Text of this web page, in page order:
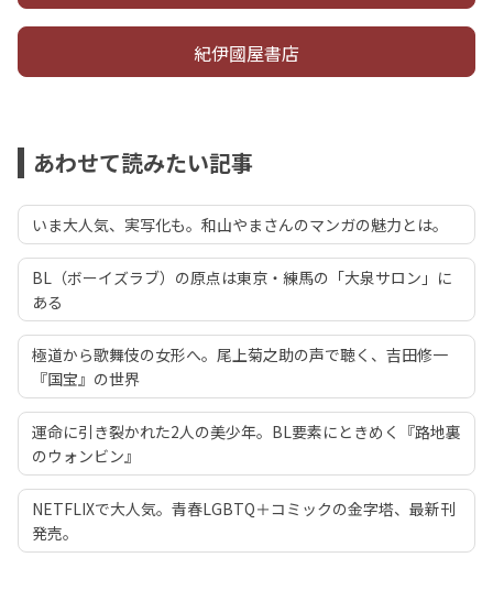
紀伊國屋書店
あわせて読みたい記事
いま大人気、実写化も。和山やまさんのマンガの魅力とは。
BL（ボーイズラブ）の原点は東京・練馬の「大泉サロン」に
ある
極道から歌舞伎の女形へ。尾上菊之助の声で聴く、吉田修一
『国宝』の世界
運命に引き裂かれた2人の美少年。BL要素にときめく『路地裏
のウォンビン』
NETFLIXで大人気。青春LGBTQ＋コミックの金字塔、最新刊
発売。